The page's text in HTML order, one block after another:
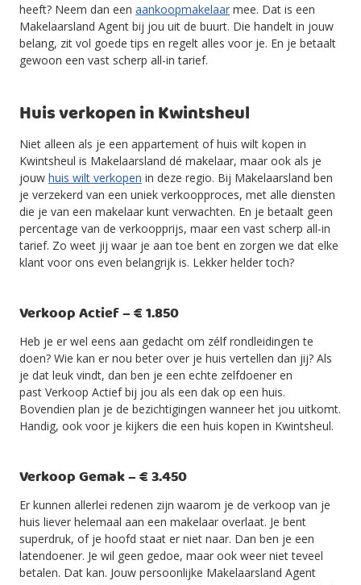
heeft? Neem dan een aankoopmakelaar mee. Dat is een
Makelaarsland Agent bij jou uit de buurt. Die handelt in jouw
belang, zit vol goede tips en regelt alles voor je. En je betaalt
gewoon een vast scherp all-in tarief.
Huis verkopen in Kwintsheul
Niet alleen als je een appartement of huis wilt kopen in
Kwintsheul is Makelaarsland dé makelaar, maar ook als je
jouw huis wilt verkopen in deze regio. Bij Makelaarsland ben
je verzekerd van een uniek verkoopproces, met alle diensten
die je van een makelaar kunt verwachten. En je betaalt geen
percentage van de verkoopprijs, maar een vast scherp all-in
tarief. Zo weet jij waar je aan toe bent en zorgen we dat elke
klant voor ons even belangrijk is. Lekker helder toch?
Verkoop Actief – € 1.850
Heb je er wel eens aan gedacht om zélf rondleidingen te
doen? Wie kan er nou beter over je huis vertellen dan jij? Als
je dat leuk vindt, dan ben je een echte zelfdoener en
past Verkoop Actief bij jou als een dak op een huis.
Bovendien plan je de bezichtigingen wanneer het jou uitkomt.
Handig, ook voor je kijkers die een huis kopen in Kwintsheul.
Verkoop Gemak – € 3.450
Er kunnen allerlei redenen zijn waarom je de verkoop van je
huis liever helemaal aan een makelaar overlaat. Je bent
superdruk, of je hoofd staat er niet naar. Dan ben je een
latendoener. Je wil geen gedoe, maar ook weer niet teveel
betalen. Dat kan. Jouw persoonlijke Makelaarsland Agent